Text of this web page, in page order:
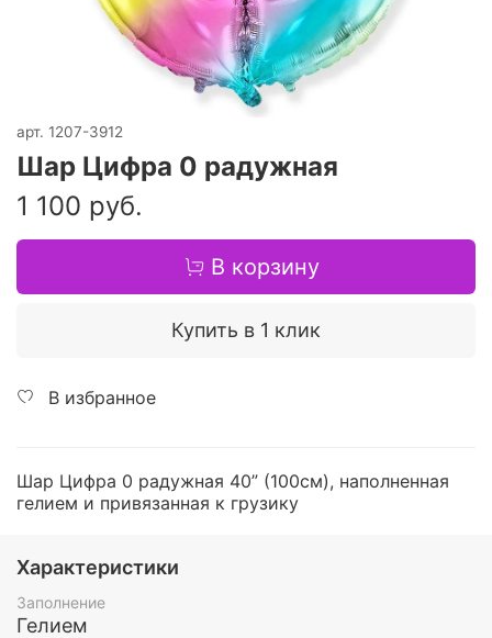
арт. 1207-3912
Шар Цифра 0 радужная
1 100 руб.
В корзину
Купить в 1 клик
В избранное
Шар Цифра 0 радужная 40” (100см), наполненная
гелием и привязанная к грузику
Характеристики
Заполнение
Гелием